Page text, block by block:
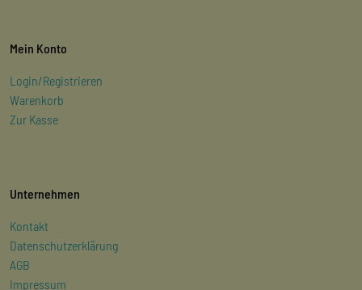
Mein Konto
Login/Registrieren
Warenkorb
Zur Kasse
Unternehmen
Kontakt
Datenschutzerklärung
AGB
Impressum